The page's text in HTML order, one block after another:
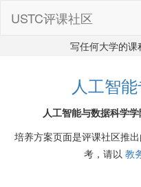
USTC评课社区
写任何大学的课
人工智
人工智能与数据科学
培养方案页面是评课社区推
考，请以 教